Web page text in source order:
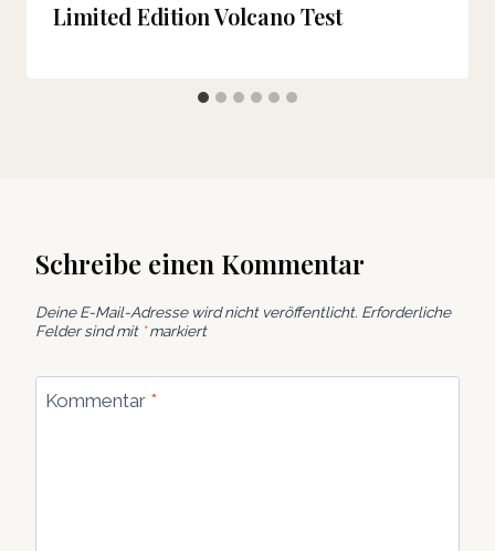
Limited Edition Volcano Test
Schreibe einen Kommentar
Deine E-Mail-Adresse wird nicht veröffentlicht. Erforderliche
Felder sind mit *markiert
Kommentar *